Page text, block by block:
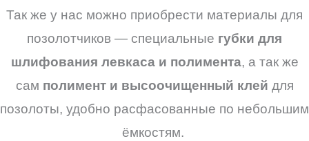
Так же у нас можно приобрести материалы для
позолотчиков — специальные губки для
шлифования левкаса и полимента, а так же
сам полимент и высоочищенный клей для
позолоты, удобно расфасованные по небольшим
ёмкостям.